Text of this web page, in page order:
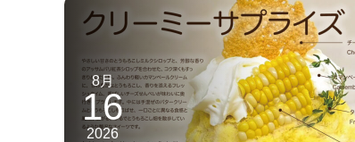
8月
16
2026